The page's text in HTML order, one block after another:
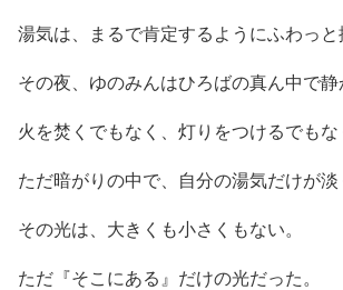
湯気は、まるで肯定するようにふわっと
その夜、ゆのみんはひろばの真ん中で静
火を焚くでもなく、灯りをつけるでもな
ただ暗がりの中で、自分の湯気だけが淡
その光は、大きくも小さくもない。
ただ『そこにある』だけの光だった。